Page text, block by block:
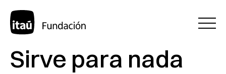
Sirve para nada